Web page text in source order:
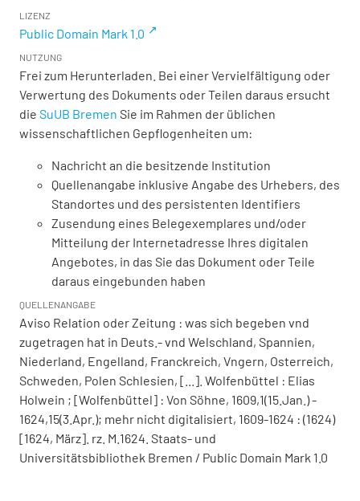
LIZENZ
Public Domain Mark 1.0
NUTZUNG
Frei zum Herunterladen. Bei einer Vervielfältigung oder
Verwertung des Dokuments oder Teilen daraus ersucht
die SuUB Bremen Sie im Rahmen der üblichen
wissenschaftlichen Gepflogenheiten um:
Nachricht an die besitzende Institution
Quellenangabe inklusive Angabe des Urhebers, des
Standortes und des persistenten Identifiers
Zusendung eines Belegexemplares und/oder
Mitteilung der Internetadresse Ihres digitalen
Angebotes, in das Sie das Dokument oder Teile
daraus eingebunden haben
QUELLENANGABE
Aviso Relation oder Zeitung : was sich begeben vnd
zugetragen hat in Deuts.- vnd Welschland, Spannien,
Niederland, Engelland, Franckreich, Vngern, Osterreich,
Schweden, Polen Schlesien, [...]. Wolfenbüttel : Elias
Holwein ; [Wolfenbüttel] : Von Söhne, 1609,1(15.Jan.) -
1624,15(3.Apr.); mehr nicht digitalisiert, 1609-1624 : (1624)
[1624, März]. rz. M.1624. Staats- und
Universitätsbibliothek Bremen / Public Domain Mark 1.0